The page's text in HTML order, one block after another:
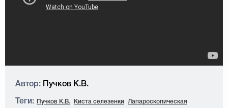
Автор: Пучков К.В.
Теги: Пучков К.В. Киста селезенки
Лапароскопическая